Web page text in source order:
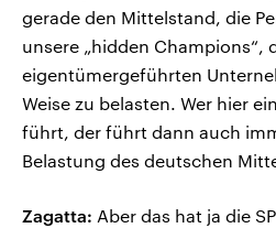
gerade den Mittelstand, die
unsere „hidden Champions“,
eigentümergeführten
Weise zu belasten. Wer hier
führt, der führt dann auch
Belastung des deutschen
Zagatta: Aber das hat ja die